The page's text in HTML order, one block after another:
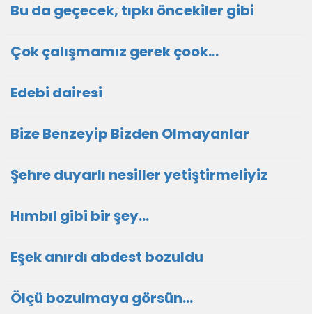
Bu da geçecek, tıpkı öncekiler gibi
Çok çalışmamız gerek çook…
Edebi dairesi
Bize Benzeyip Bizden Olmayanlar
Şehre duyarlı nesiller yetiştirmeliyiz
Hımbıl gibi bir şey…
Eşek anırdı abdest bozuldu
Ölçü bozulmaya görsün…